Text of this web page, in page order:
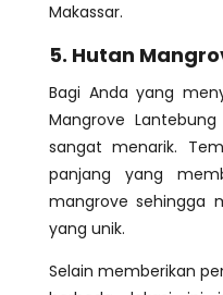
Makassar.
5. Hutan
Bagi Anda yang
Mangrove
sangat menarik.
panjang yang
mangrove sehingga
yang unik.
Selain memberikan